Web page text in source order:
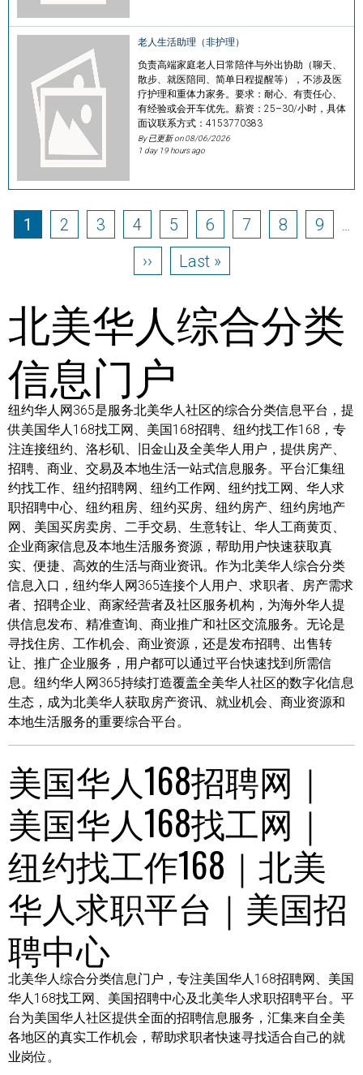
老人生活助理（非护理）
负责高端家庭老人日常陪伴与外出协助（聊天、
散步、就医陪同、简单日程提醒等），不涉及医
疗护理和重体力家务。要求：耐心、有责任心、
有经验或会开车优先。薪资：25–30/小时，具体
面议联系方式：4153770383
By 已更新 on08/06/2026
1 day 19 hours ago
Pagination
Page
1 Page
2 Page
3 Page
4 Page
5 Page
6 Page
7 Page
8 Page
9
Next page
›› Last page
Last »
北美华人综合分类
信息门户
纽约华人网365是服务北美华人社区的综合分类信息平台，提
供美国华人168找工网、美国168招聘、纽约找工作168，专
注连接纽约、洛杉矶、旧金山及全美华人用户，提供房产、
招聘、商业、交易及本地生活一站式信息服务。平台汇集纽
约找工作、纽约招聘网、纽约工作网、纽约找工网、华人求
职招聘中心、纽约租房、纽约买房、纽约房产、纽约房地产
网、美国买房卖房、二手交易、生意转让、华人工商黄页、
企业商家信息及本地生活服务资源，帮助用户快速获取真
实、便捷、高效的生活与商业资讯。作为北美华人综合分类
信息入口，纽约华人网365连接个人用户、求职者、房产需求
者、招聘企业、商家经营者及社区服务机构，为海外华人提
供信息发布、精准查询、商业推广和社区交流服务。无论是
寻找住房、工作机会、商业资源，还是发布招聘、出售转
让、推广企业服务，用户都可以通过平台快速找到所需信
息。纽约华人网365持续打造覆盖全美华人社区的数字化信息
生态，成为北美华人获取房产资讯、就业机会、商业资源和
本地生活服务的重要综合平台。
美国华人168招聘网｜
美国华人168找工网｜
纽约找工作168｜北美
华人求职平台｜美国招
聘中心
北美华人综合分类信息门户，专注美国华人168招聘网、美国
华人168找工网、美国招聘中心及北美华人求职招聘平台。平
台为美国华人社区提供全面的招聘信息服务，汇集来自全美
各地区的真实工作机会，帮助求职者快速寻找适合自己的就
业岗位。